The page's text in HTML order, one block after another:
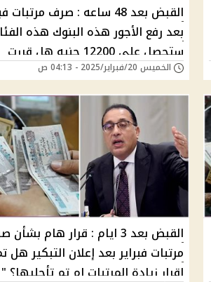
القبض بعد 48 ساعه : صرف مرتبات
بعد رفع الأجور هذه البنوك هذه
ستحصل علي 12200 جنيه هل قررت
الحكومة زيادة المرتبات؟
الخميس 20/فبراير/2025 - 04:13 ص
القبض بعد 3 ايام : قرار هام
مرتبات فبراير بعد إعلان التبكير هل
إقرار زيادة المرتبات ام تم تأجليها؟ "